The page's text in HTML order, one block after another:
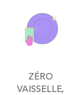
ZÉRO
VAISSELLE,